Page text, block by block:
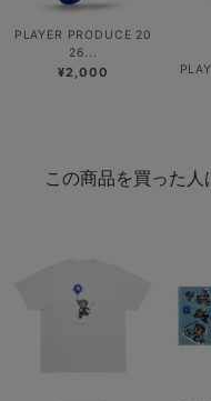
PLAYER PRODUCE 20
26...
¥2,000
この商品を買った